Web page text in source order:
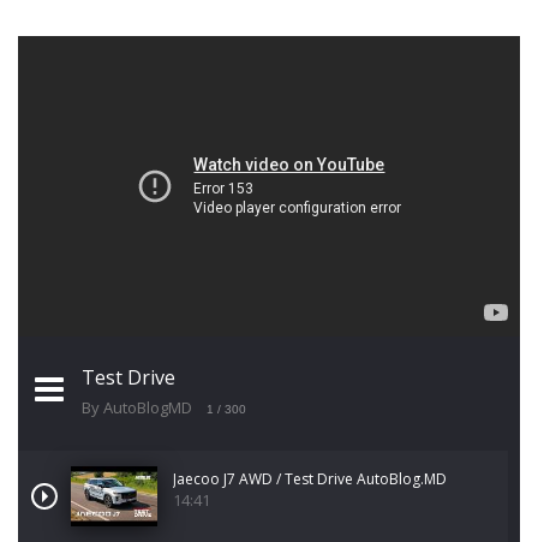
Test Drive
By AutoBlogMD 1 / 300
Jaecoo J7 AWD / Test Drive AutoBlog.MD
14:41